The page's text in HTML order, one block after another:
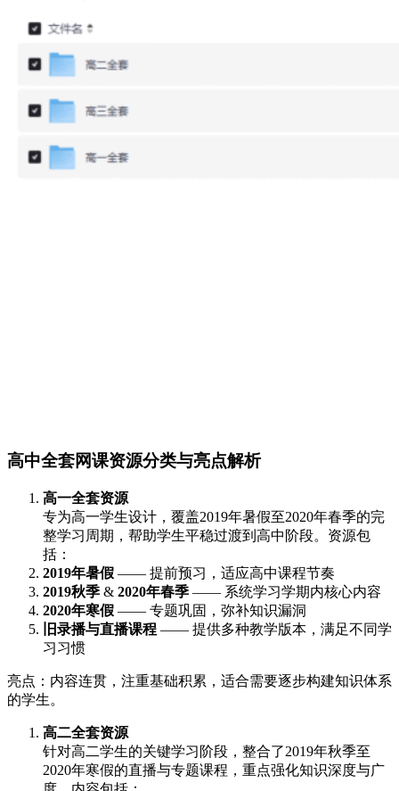
高中全套网课资源分类与亮点解析
高一全套资源
专为高一学生设计，覆盖2019年暑假至2020年春季的完
整学习周期，帮助学生平稳过渡到高中阶段。资源包
括：
2019年暑假 —— 提前预习，适应高中课程节奏
2019秋季 & 2020年春季 —— 系统学习学期内核心内容
2020年寒假 —— 专题巩固，弥补知识漏洞
旧录播与直播课程 —— 提供多种教学版本，满足不同学
习习惯
亮点：内容连贯，注重基础积累，适合需要逐步构建知识体系
的学生。
高二全套资源
针对高二学生的关键学习阶段，整合了2019年秋季至
2020年寒假的直播与专题课程，重点强化知识深度与广